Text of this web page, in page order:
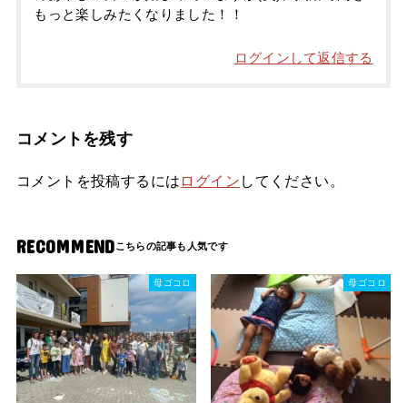
もっと楽しみたくなりました！！
ログインして返信する
コメントを残す
コメントを投稿するには ログイン してください。
RECOMMEND
母ゴコロ 母ゴコロ